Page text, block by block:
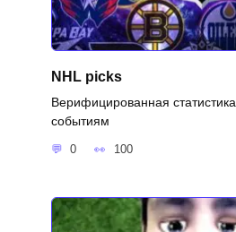
NHL picks
Верифицированная
событиям
0 100